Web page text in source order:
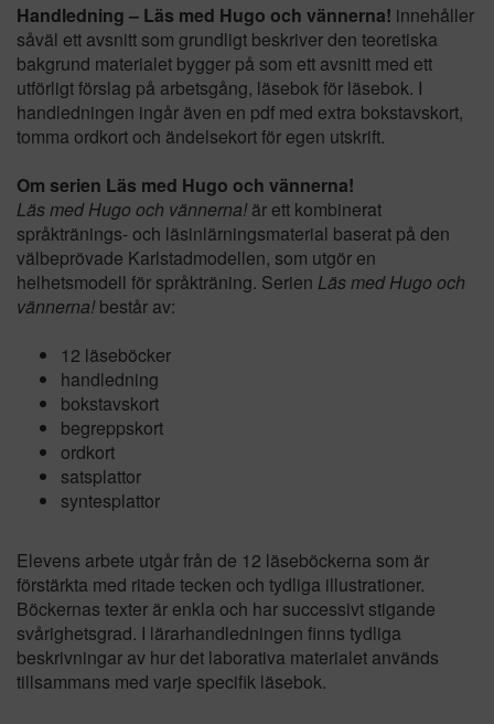
Handledning – Läs med Hugo och vännerna! innehåller
såväl ett avsnitt som grundligt beskriver den teoretiska
bakgrund materialet bygger på som ett avsnitt med ett
utförligt förslag på arbetsgång, läsebok för läsebok. I
handledningen ingår även en pdf med extra bokstavskort,
tomma ordkort och ändelsekort för egen utskrift.
Om serien Läs med Hugo och vännerna!
Läs med Hugo och vännerna!är ett kombinerat
språktränings- och läsinlärningsmaterial baserat på den
välbeprövade Karlstadmodellen, som utgör en
helhetsmodell för språkträning. Serien Läs med Hugo och
vännerna!består av:
12 läseböcker
handledning
bokstavskort
begreppskort
ordkort
satsplattor
syntesplattor
Elevens arbete utgår från de 12 läseböckerna som är
förstärkta med ritade tecken och tydliga illustrationer.
Böckernas texter är enkla och har successivt stigande
svårighetsgrad. I lärarhandledningen finns tydliga
beskrivningar av hur det laborativa materialet används
tillsammans med varje specifik läsebok.